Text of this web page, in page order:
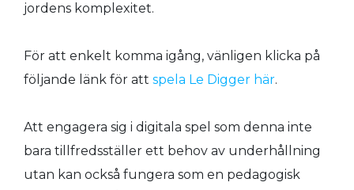
jordens komplexitet.
För att enkelt komma igång, vänligen klicka på
följande länk för att spela Le Digger här.
Att engagera sig i digitala spel som denna inte
bara tillfredsställer ett behov av underhållning
utan kan också fungera som en pedagogisk